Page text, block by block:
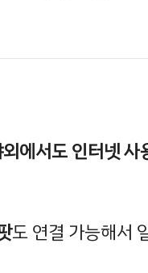
에서도 인터넷 사
도 연결 가능해서